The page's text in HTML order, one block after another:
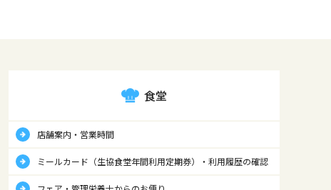
食堂
店舗案内・営業時間
ミールカード（生協食堂年間利用定期券）・利用履歴の確認